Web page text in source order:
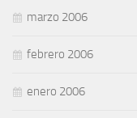
marzo 2006
febrero 2006
enero 2006